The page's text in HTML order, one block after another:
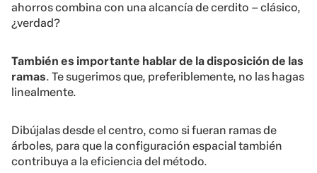
ahorros combina con una alcancía de cerdito – clásico,
¿verdad?
También es importante hablar de la disposición de las
ramas. Te sugerimos que, preferiblemente, no las hagas
linealmente.
Dibújalas desde el centro, como si fueran ramas de
árboles, para que la configuración espacial también
contribuya a la eficiencia del método.